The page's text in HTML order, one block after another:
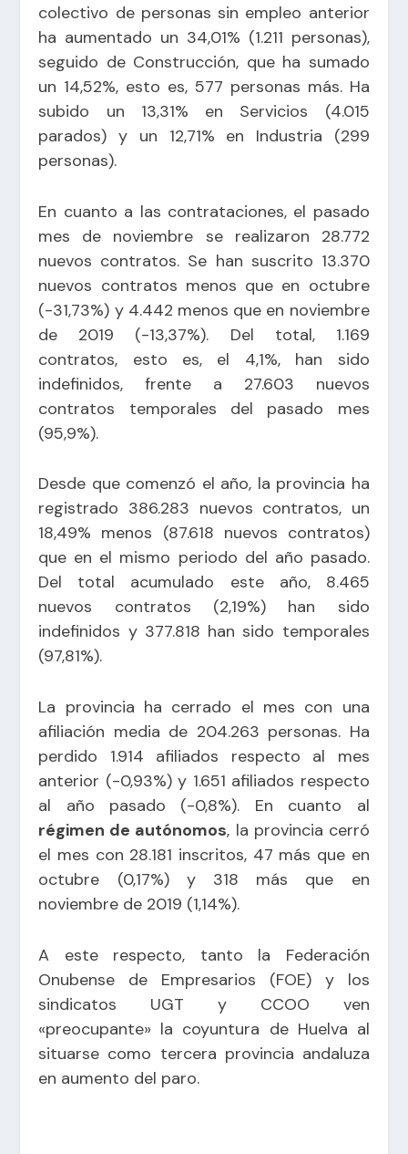
colectivo de personas sin empleo anterior
ha aumentado un 34,01% (1.211 personas),
seguido de Construcción, que ha sumado
un 14,52%, esto es, 577 personas más. Ha
subido un 13,31% en Servicios (4.015
parados) y un 12,71% en Industria (299
personas).
En cuanto a las contrataciones, el pasado
mes de noviembre se realizaron 28.772
nuevos contratos. Se han suscrito 13.370
nuevos contratos menos que en octubre
(-31,73%) y 4.442 menos que en noviembre
de 2019 (-13,37%). Del total, 1.169
contratos, esto es, el 4,1%, han sido
indefinidos, frente a 27.603 nuevos
contratos temporales del pasado mes
(95,9%).
Desde que comenzó el año, la provincia ha
registrado 386.283 nuevos contratos, un
18,49% menos (87.618 nuevos contratos)
que en el mismo periodo del año pasado.
Del total acumulado este año, 8.465
nuevos contratos (2,19%) han sido
indefinidos y 377.818 han sido temporales
(97,81%).
La provincia ha cerrado el mes con una
afiliación media de 204.263 personas. Ha
perdido 1.914 afiliados respecto al mes
anterior (-0,93%) y 1.651 afiliados respecto
al año pasado (-0,8%). En cuanto al
régimen de autónomos, la provincia cerró
el mes con 28.181 inscritos, 47 más que en
octubre (0,17%) y 318 más que en
noviembre de 2019 (1,14%).
A este respecto, tanto la Federación
Onubense de Empresarios (FOE) y los
sindicatos UGT y CCOO ven
«preocupante» la coyuntura de Huelva al
situarse como tercera provincia andaluza
en aumento del paro.